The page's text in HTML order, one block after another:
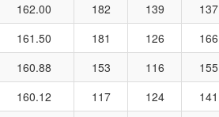
162.00 182 139 137
161.50 181 126 166
160.88 153 116 155
160.12 117 124 141